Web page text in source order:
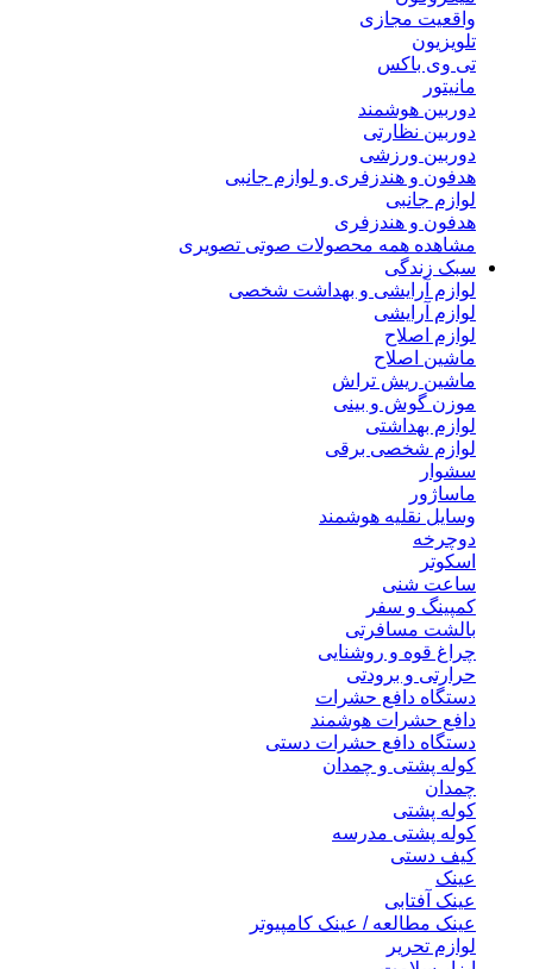
واقعیت مجازی
تلویزیون
تی وی باکس
مانیتور
دوربین هوشمند
دوربین نظارتی
دوربین ورزشی
هدفون و هندزفری و لوازم جانبی
لوازم جانبی
هدفون و هندزفری
مشاهده همه محصولات صوتی تصویری
سبک زندگی
لوازم آرایشی و بهداشت شخصی
لوازم آرایشی
لوازم اصلاح
ماشین اصلاح
ماشین ریش تراش
موزن گوش و بینی
لوازم بهداشتی
لوازم شخصی برقی
سشوار
ماساژور
وسایل نقلیه هوشمند
دوچرخه
اسکوتر
ساعت شنی
کمپینگ و سفر
بالشت مسافرتی
چراغ قوه و روشنایی
حرارتی و برودتی
دستگاه دافع حشرات
دافع حشرات هوشمند
دستگاه دافع حشرات دستی
کوله پشتی و چمدان
چمدان
کوله پشتی
کوله پشتی مدرسه
کیف دستی
عینک
عینک آفتابی
عینک مطالعه / عینک کامپیوتر
لوازم تحریر